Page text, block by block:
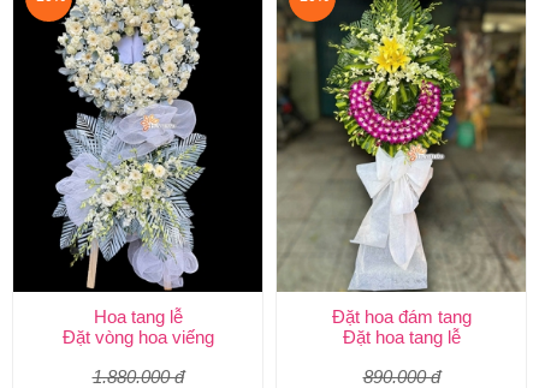
Hoa tang lễ
Đặt vòng hoa viếng
1.880.000 đ
Đặt hoa đám tang
Đặt hoa tang lễ
890.000 đ